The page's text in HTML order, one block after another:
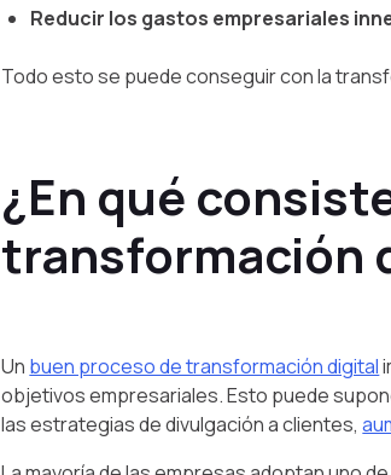
Reducir los gastos empresariales
Todo esto se puede conseguir con la
¿En qué
transformación
Un buen proceso de transformación digital
objetivos empresariales. Esto puede
las estrategias de divulgación a clientes,